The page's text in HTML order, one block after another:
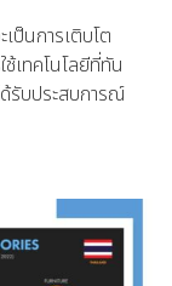
ป็นการเติบโต
เทคโนโลยีที่ทัน
รับประสบการณ์